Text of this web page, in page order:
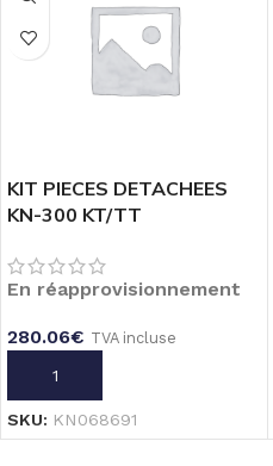
TVA incluse
KIT PIECES DETACHEES
KN-300 KT/TT
En réapprovisionnement
280.06€ TVA incluse
AJOUTER AU PANIER
SKU: KN068691